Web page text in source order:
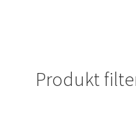
Produkt